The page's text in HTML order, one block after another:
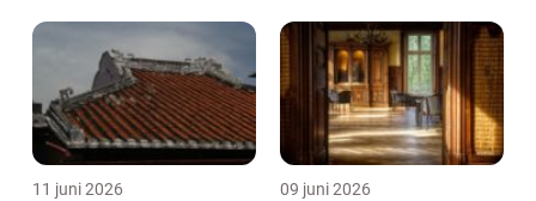
11 juni 2026 09 juni 2026